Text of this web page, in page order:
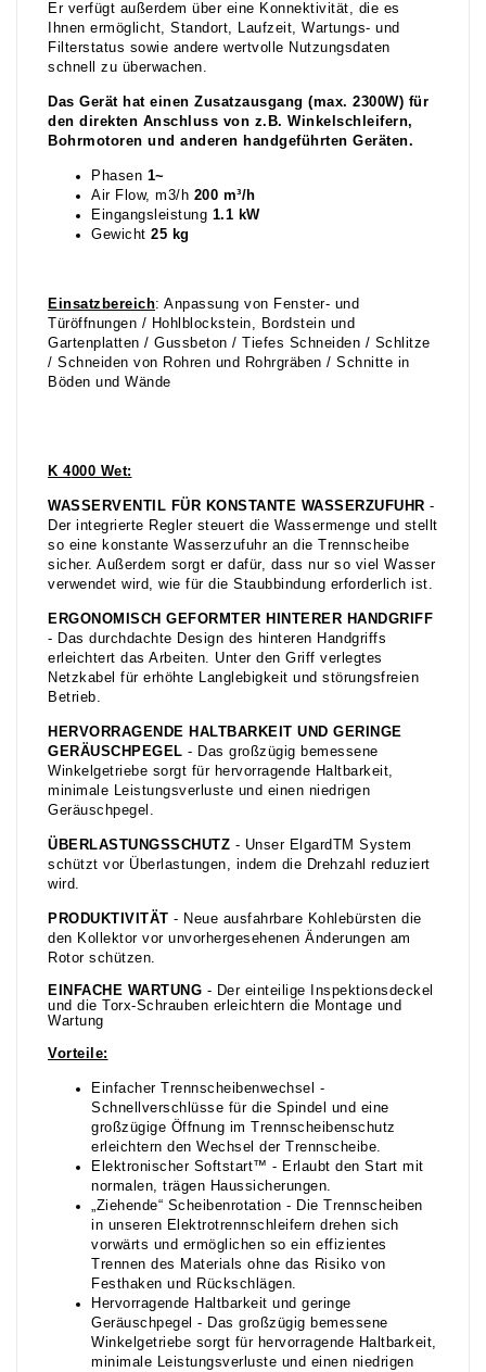
Er verfügt außerdem über eine Konnektivität, die es
Ihnen ermöglicht, Standort, Laufzeit, Wartungs- und
Filterstatus sowie andere wertvolle Nutzungsdaten
schnell zu überwachen.
Das Gerät hat einen Zusatzausgang (max. 2300W) für
den direkten Anschluss von z.B. Winkelschleifern,
Bohrmotoren und anderen handgeführten Geräten.
Phasen 1~
Air Flow, m3/h 200 m³/h
Eingangsleistung 1.1 kW
Gewicht 25 kg
Einsatzbereich: Anpassung von Fenster- und
Türöffnungen / Hohlblockstein, Bordstein und
Gartenplatten / Gussbeton / Tiefes Schneiden / Schlitze
/ Schneiden von Rohren und Rohrgräben / Schnitte in
Böden und Wände
K 4000 Wet:
WASSERVENTIL FÜR KONSTANTE WASSERZUFUHR -
Der integrierte Regler steuert die Wassermenge und stellt
so eine konstante Wasserzufuhr an die Trennscheibe
sicher. Außerdem sorgt er dafür, dass nur so viel Wasser
verwendet wird, wie für die Staubbindung erforderlich ist.
ERGONOMISCH GEFORMTER HINTERER HANDGRIFF
- Das durchdachte Design des hinteren Handgriffs
erleichtert das Arbeiten. Unter den Griff verlegtes
Netzkabel für erhöhte Langlebigkeit und störungsfreien
Betrieb.
HERVORRAGENDE HALTBARKEIT UND GERINGE
GERÄUSCHPEGEL - Das großzügig bemessene
Winkelgetriebe sorgt für hervorragende Haltbarkeit,
minimale Leistungsverluste und einen niedrigen
Geräuschpegel.
ÜBERLASTUNGSSCHUTZ - Unser ElgardTM System
schützt vor Überlastungen, indem die Drehzahl reduziert
wird.
PRODUKTIVITÄT - Neue ausfahrbare Kohlebürsten die
den Kollektor vor unvorhergesehenen Änderungen am
Rotor schützen.
EINFACHE WARTUNG - Der einteilige Inspektionsdeckel
und die Torx-Schrauben erleichtern die Montage und
Wartung
Vorteile:
Einfacher Trennscheibenwechsel -
Schnellverschlüsse für die Spindel und eine
großzügige Öffnung im Trennscheibenschutz
erleichtern den Wechsel der Trennscheibe.
Elektronischer Softstart™ - Erlaubt den Start mit
normalen, trägen Haussicherungen.
„Ziehende“ Scheibenrotation - Die Trennscheiben
in unseren Elektrotrennschleifern drehen sich
vorwärts und ermöglichen so ein effizientes
Trennen des Materials ohne das Risiko von
Festhaken und Rückschlägen.
Hervorragende Haltbarkeit und geringe
Geräuschpegel - Das großzügig bemessene
Winkelgetriebe sorgt für hervorragende Haltbarkeit,
minimale Leistungsverluste und einen niedrigen